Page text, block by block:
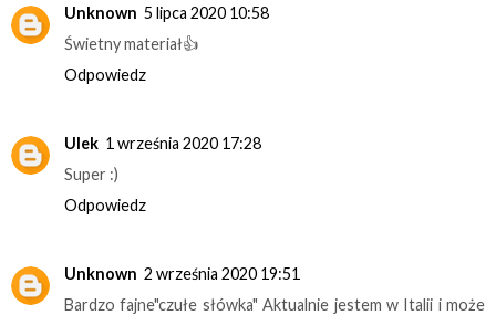
Unknown 5 lipca 2020 10:58
Świetny materiał👍
Odpowiedz
Ulek 1 września 2020 17:28
Super :)
Odpowiedz
Unknown 2 września 2020 19:51
Bardzo fajne"czułe słówka" Aktualnie jestem w Italii i może